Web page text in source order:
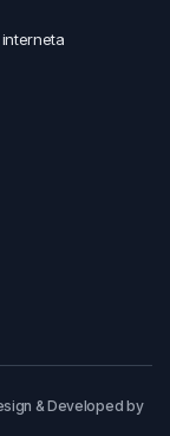
& Developed by